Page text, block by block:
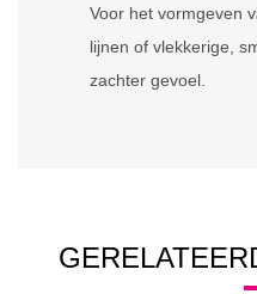
Voor het vormgeven
lijnen of vlekkerige,
zachter gevoel.